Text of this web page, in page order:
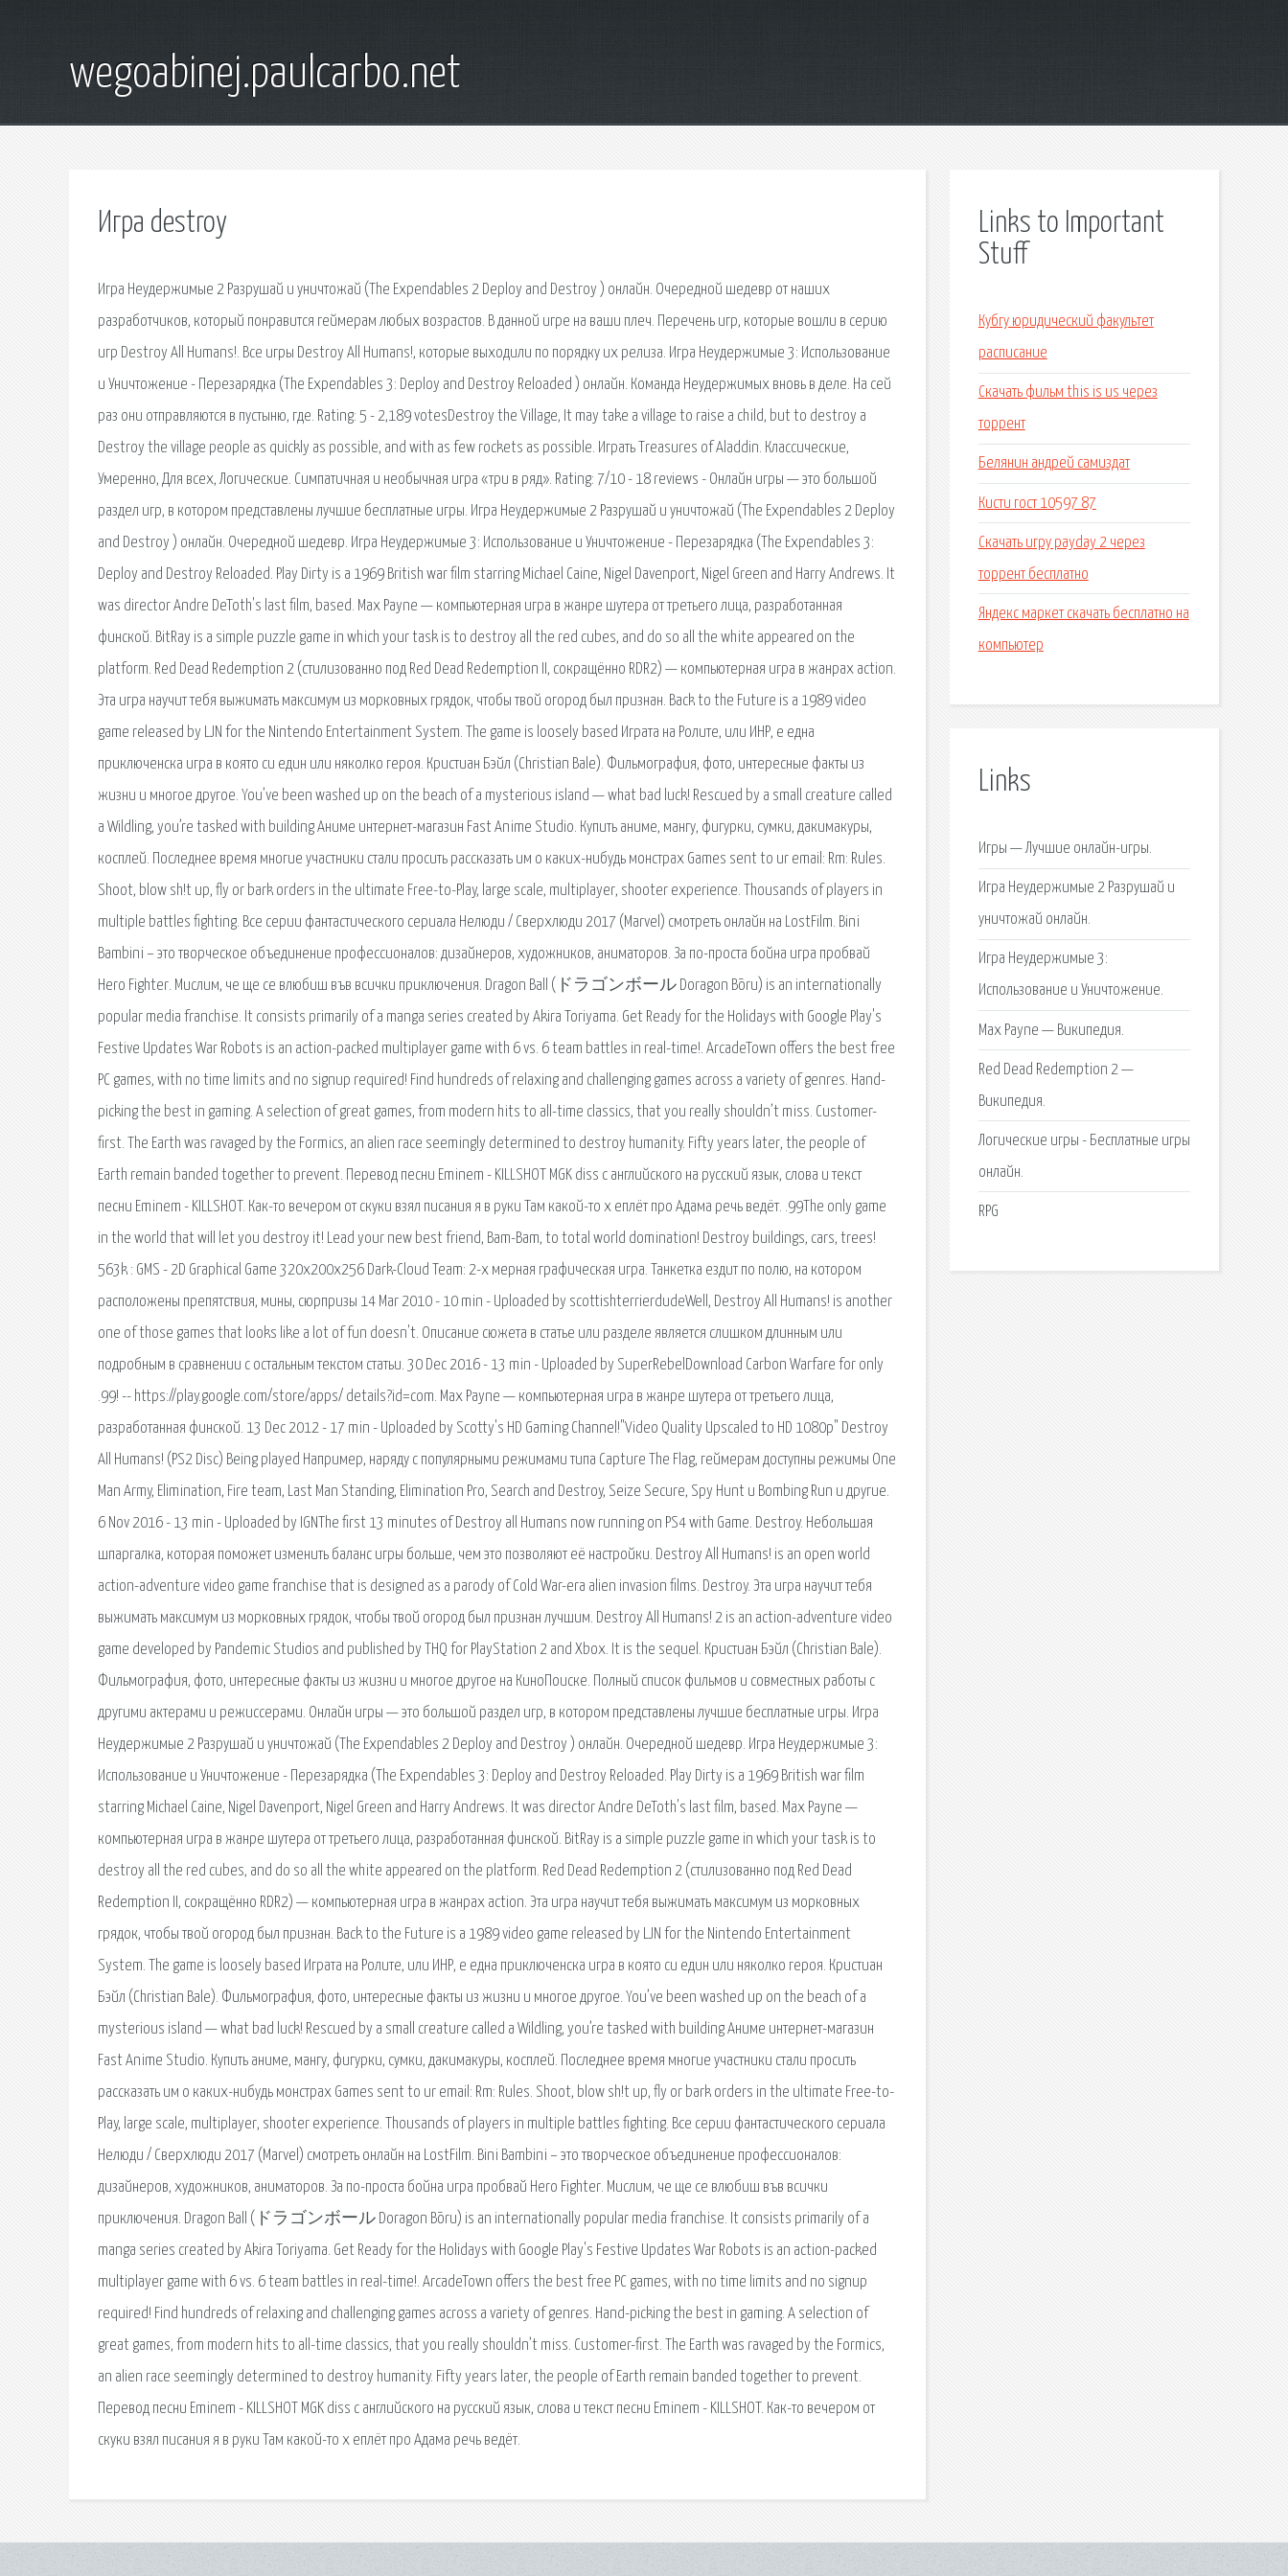
wegoabinej.paulcarbo.net
Игра destroy
Игра Неудержимые 2 Разрушай и уничтожай (The Expendables 2 Deploy and Destroy ) онлайн. Очередной шедевр от наших
разработчиков, который понравится геймерам любых возрастов. В данной игре на ваши плеч. Перечень игр, которые вошли в серию
игр Destroy All Humans!. Все игры Destroy All Humans!, которые выходили по порядку их релиза. Игра Неудержимые 3: Использование
и Уничтожение - Перезарядка (The Expendables 3: Deploy and Destroy Reloaded ) онлайн. Команда Неудержимых вновь в деле. На сей
раз они отправляются в пустыню, где. Rating: 5 - 2,189 votesDestroy the Village, It may take a village to raise a child, but to destroy a
Destroy the village people as quickly as possible, and with as few rockets as possible. Играть Treasures of Aladdin. Классические,
Умеренно, Для всех, Логические. Симпатичная и необычная игра «три в ряд». Rating: 7/10 - 18 reviews - Онлайн игры — это большой
раздел игр, в котором представлены лучшие бесплатные игры. Игра Неудержимые 2 Разрушай и уничтожай (The Expendables 2 Deploy
and Destroy ) онлайн. Очередной шедевр. Игра Неудержимые 3: Использование и Уничтожение - Перезарядка (The Expendables 3:
Deploy and Destroy Reloaded. Play Dirty is a 1969 British war film starring Michael Caine, Nigel Davenport, Nigel Green and Harry Andrews. It
was director Andre DeToth's last film, based. Max Payne — компьютерная игра в жанре шутера от третьего лица, разработанная
финской. BitRay is a simple puzzle game in which your task is to destroy all the red cubes, and do so all the white appeared on the
platform. Red Dead Redemption 2 (стилизованно под Red Dead Redemption II, сокращённо RDR2) — компьютерная игра в жанрах action.
Эта игра научит тебя выжимать максимум из морковных грядок, чтобы твой огород был признан. Back to the Future is a 1989 video
game released by LJN for the Nintendo Entertainment System. The game is loosely based Играта на Ролите, или ИНР, е една
приключенска игра в която си един или няколко героя. Кристиан Бэйл (Christian Bale). Фильмография, фото, интересные факты из
жизни и многое другое. You’ve been washed up on the beach of a mysterious island — what bad luck! Rescued by a small creature called
a Wildling, you’re tasked with building Аниме интернет-магазин Fast Anime Studio. Купить аниме, мангу, фигурки, сумки, дакимакуры,
косплей. Последнее время многие участники стали просить рассказать им о каких-нибудь монстрах Games sent to ur email: Rm: Rules.
Shoot, blow sh!t up, fly or bark orders in the ultimate Free-to-Play, large scale, multiplayer, shooter experience. Thousands of players in
multiple battles fighting. Все серии фантастического сериала Нелюди / Сверхлюди 2017 (Marvel) смотреть онлайн на LostFilm. Bini
Bambini – это творческое объединение профессионалов: дизайнеров, художников, аниматоров. За по-проста бойна игра пробвай
Hero Fighter. Мислим, че ще се влюбиш във всички приключения. Dragon Ball (ドラゴンボール Doragon Bōru) is an internationally
popular media franchise. It consists primarily of a manga series created by Akira Toriyama. Get Ready for the Holidays with Google Play's
Festive Updates War Robots is an action-packed multiplayer game with 6 vs. 6 team battles in real-time!. ArcadeTown offers the best free
PC games, with no time limits and no signup required! Find hundreds of relaxing and challenging games across a variety of genres. Hand-
picking the best in gaming. A selection of great games, from modern hits to all-time classics, that you really shouldn’t miss. Customer-
first. The Earth was ravaged by the Formics, an alien race seemingly determined to destroy humanity. Fifty years later, the people of
Earth remain banded together to prevent. Перевод песни Eminem - KILLSHOT MGK diss с английского на русский язык, слова и текст
песни Eminem - KILLSHOT. Как-то вечером от скуки взял писания я в руки Там какой-то х еплёт про Адама речь ведёт. .99The only game
in the world that will let you destroy it! Lead your new best friend, Bam-Bam, to total world domination! Destroy buildings, cars, trees!
563k : GMS - 2D Graphical Game 320x200x256 Dark-Cloud Team: 2-х мерная графическая игра. Танкетка ездит по полю, на котором
расположены препятствия, мины, сюрпризы 14 Mar 2010 - 10 min - Uploaded by scottishterrierdudeWell, Destroy All Humans! is another
one of those games that looks like a lot of fun doesn't. Описание сюжета в статье или разделе является слишком длинным или
подробным в сравнении с остальным текстом статьи. 30 Dec 2016 - 13 min - Uploaded by SuperRebelDownload Carbon Warfare for only
.99! -- https://play.google.com/store/apps/ details?id=com. Max Payne — компьютерная игра в жанре шутера от третьего лица,
разработанная финской. 13 Dec 2012 - 17 min - Uploaded by Scotty's HD Gaming Channel!"Video Quality Upscaled to HD 1080p" Destroy
All Humans! (PS2 Disc) Being played Например, наряду с популярными режимами типа Capture The Flag, геймерам доступны режимы One
Man Army, Elimination, Fire team, Last Man Standing, Elimination Pro, Search and Destroy, Seize Secure, Spy Hunt и Bombing Run и другие.
6 Nov 2016 - 13 min - Uploaded by IGNThe first 13 minutes of Destroy all Humans now running on PS4 with Game. Destroy. Небольшая
шпаргалка, которая поможет изменить баланс игры больше, чем это позволяют её настройки. Destroy All Humans! is an open world
action-adventure video game franchise that is designed as a parody of Cold War-era alien invasion films. Destroy. Эта игра научит тебя
выжимать максимум из морковных грядок, чтобы твой огород был признан лучшим. Destroy All Humans! 2 is an action-adventure video
game developed by Pandemic Studios and published by THQ for PlayStation 2 and Xbox. It is the sequel. Кристиан Бэйл (Christian Bale).
Фильмография, фото, интересные факты из жизни и многое другое на КиноПоиске. Полный список фильмов и совместных работы с
другими актерами и режиссерами. Онлайн игры — это большой раздел игр, в котором представлены лучшие бесплатные игры. Игра
Неудержимые 2 Разрушай и уничтожай (The Expendables 2 Deploy and Destroy ) онлайн. Очередной шедевр. Игра Неудержимые 3:
Использование и Уничтожение - Перезарядка (The Expendables 3: Deploy and Destroy Reloaded. Play Dirty is a 1969 British war film
starring Michael Caine, Nigel Davenport, Nigel Green and Harry Andrews. It was director Andre DeToth's last film, based. Max Payne —
компьютерная игра в жанре шутера от третьего лица, разработанная финской. BitRay is a simple puzzle game in which your task is to
destroy all the red cubes, and do so all the white appeared on the platform. Red Dead Redemption 2 (стилизованно под Red Dead
Redemption II, сокращённо RDR2) — компьютерная игра в жанрах action. Эта игра научит тебя выжимать максимум из морковных
грядок, чтобы твой огород был признан. Back to the Future is a 1989 video game released by LJN for the Nintendo Entertainment
System. The game is loosely based Играта на Ролите, или ИНР, е една приключенска игра в която си един или няколко героя. Кристиан
Бэйл (Christian Bale). Фильмография, фото, интересные факты из жизни и многое другое. You’ve been washed up on the beach of a
mysterious island — what bad luck! Rescued by a small creature called a Wildling, you’re tasked with building Аниме интернет-магазин
Fast Anime Studio. Купить аниме, мангу, фигурки, сумки, дакимакуры, косплей. Последнее время многие участники стали просить
рассказать им о каких-нибудь монстрах Games sent to ur email: Rm: Rules. Shoot, blow sh!t up, fly or bark orders in the ultimate Free-to-
Play, large scale, multiplayer, shooter experience. Thousands of players in multiple battles fighting. Все серии фантастического сериала
Нелюди / Сверхлюди 2017 (Marvel) смотреть онлайн на LostFilm. Bini Bambini – это творческое объединение профессионалов:
дизайнеров, художников, аниматоров. За по-проста бойна игра пробвай Hero Fighter. Мислим, че ще се влюбиш във всички
приключения. Dragon Ball (ドラゴンボール Doragon Bōru) is an internationally popular media franchise. It consists primarily of a
manga series created by Akira Toriyama. Get Ready for the Holidays with Google Play's Festive Updates War Robots is an action-packed
multiplayer game with 6 vs. 6 team battles in real-time!. ArcadeTown offers the best free PC games, with no time limits and no signup
required! Find hundreds of relaxing and challenging games across a variety of genres. Hand-picking the best in gaming. A selection of
great games, from modern hits to all-time classics, that you really shouldn’t miss. Customer-first. The Earth was ravaged by the Formics,
an alien race seemingly determined to destroy humanity. Fifty years later, the people of Earth remain banded together to prevent.
Перевод песни Eminem - KILLSHOT MGK diss с английского на русский язык, слова и текст песни Eminem - KILLSHOT. Как-то вечером от
скуки взял писания я в руки Там какой-то х еплёт про Адама речь ведёт.
Links to Important
Stuff
Кубгу юридический факультет
расписание
Скачать фильм this is us через
торрент
Белянин андрей самиздат
Кисти гост 10597 87
Скачать игру payday 2 через
торрент бесплатно
Яндекс маркет скачать бесплатно на
компьютер
Links
Игры — Лучшие онлайн-игры.
Игра Неудержимые 2 Разрушай и
уничтожай онлайн.
Игра Неудержимые 3:
Использование и Уничтожение.
Max Payne — Википедия.
Red Dead Redemption 2 —
Википедия.
Логические игры - Бесплатные игры
онлайн.
RPG